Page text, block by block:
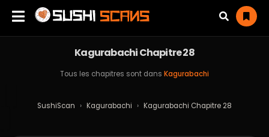
Kagurabachi Chapitre 28
Tous les chapitres sont dans Kagurabachi
SushiScan › Kagurabachi › Kagurabachi Chapitre 28